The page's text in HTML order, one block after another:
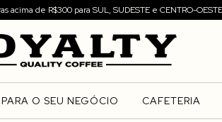
acima de R$300 para SUL, SUDESTE e CENTRO-OESTE
PARA O SEU NEGÓCIO CAFETERIA